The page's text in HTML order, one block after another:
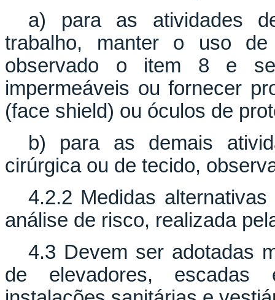
a) para as atividades
trabalho, manter o uso
observado o item 8 e
impermeáveis ou fornecer
(face shield) ou óculos de
b) para as demais
cirúrgica ou de tecido,
4.2.2 Medidas
análise de risco, realizada
4.3 Devem ser adotadas
de elevadores, escadas